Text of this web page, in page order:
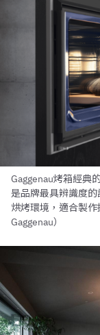
Gaggenau烤箱經典
是品牌最具辨識度
烘烤環境，適合製
Gaggenau）